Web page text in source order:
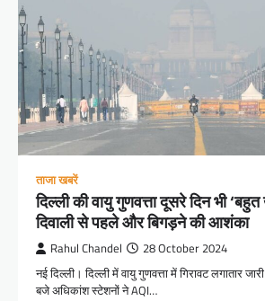
ताजा खबरें
दिल्ली की वायु गुणवत्ता दूसरे दिन भी ‘बहुत
दिवाली से पहले और बिगड़ने की आशंका
Rahul Chandel 28 October 2024
नई दिल्ली। दिल्ली में वायु गुणवत्ता में गिरावट लगातार
बजे अधिकांश स्टेशनों ने AQI…